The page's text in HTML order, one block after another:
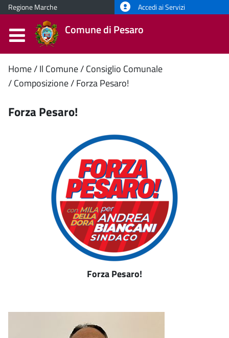
Regione Marche Accedi ai Servizi
Comune di Pesaro
Contenuto
principale
Home Il Comune Consiglio Comunale
Composizione Forza Pesaro!
Forza Pesaro!
Forza Pesaro!